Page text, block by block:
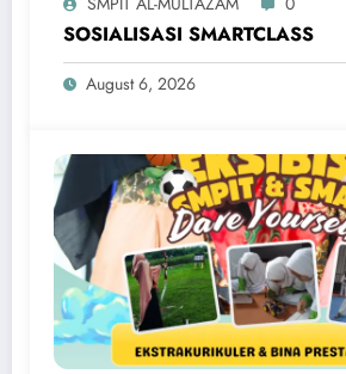
SOSIALISASI SMARTCLASS
August 6, 2026